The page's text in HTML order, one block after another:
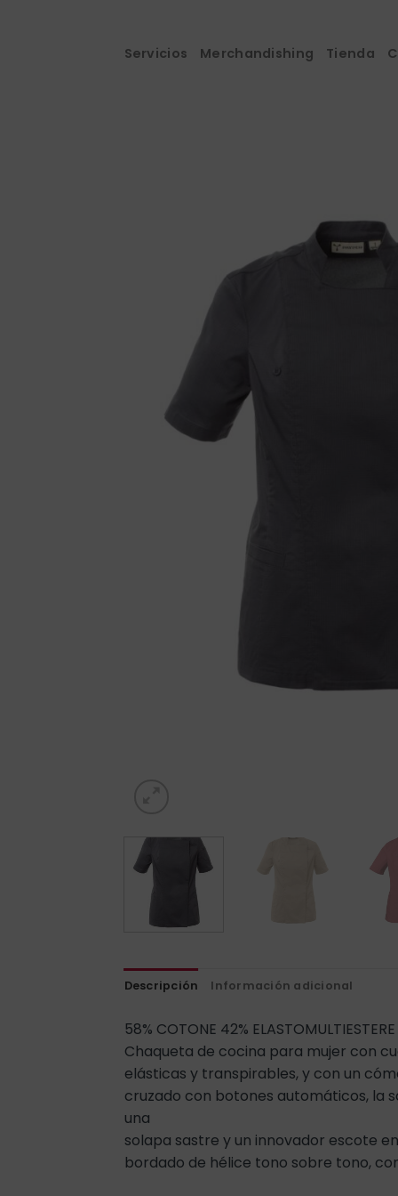
Servicios Merchandishing Tienda
Descripción Información adicional
58% COTONE 42% ELASTOMULTIESTERE
Chaqueta de cocina para mujer con
elásticas y transpirables, y con un
cruzado con botones automáticos, la
una
solapa sastre y un innovador escote
bordado de hélice tono sobre tono,